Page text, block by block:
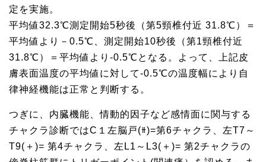
定を実施。
平均値32.3℃測定開始5秒後（第5頸椎付近 31.8℃）＝
平均値より－0.5℃、測定開始10秒後（第1頸椎付近
31.8℃）＝平均値より-0.5℃となる。よって、上記皮
膚表面温度の平均値に対して-0.5℃の温度幅により自
律神経機能は正常と判断する。
つぎに、内臓機能、情動的因子など感情面に関与する
チャクラ診断ではC１左脳戸(⧺)=第6チャクラ、左T7～
T9(＋)= 第4チャクラ、左L1～L3(＋)= 第2チャクラの